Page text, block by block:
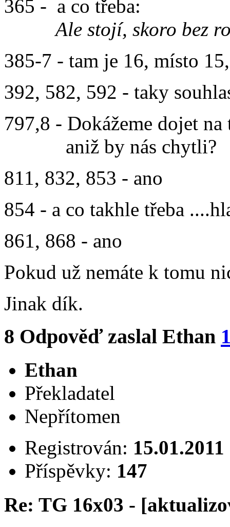
365 - a co třeba:
Ale stojí, skoro bez
385-7 - tam je 16, místo
392, 582, 592 - taky
797,8 - Dokážeme dojet
aniž by nás chytli?
811, 832, 853 - ano
854 - a co takhle třeba
861, 868 - ano
Pokud už nemáte k tomu
Jinak dík.
8 Odpověď zaslal Ethan
Ethan
Překladatel
Nepřítomen
Registrován: 15.01.2011
Příspěvky: 147
Re: TG 16x03 -